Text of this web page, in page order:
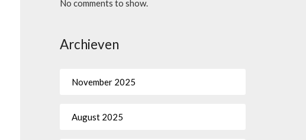
No comments to show.
Archieven
November 2025
August 2025